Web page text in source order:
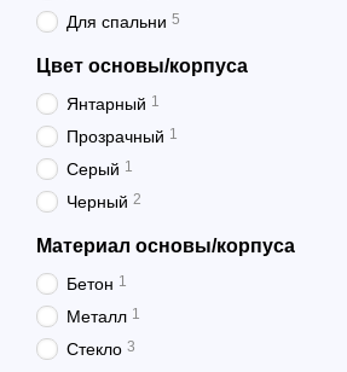
Для спальни 5
Цвет основы/корпуса
Янтарный 1
Прозрачный 1
Серый 1
Черный 2
Материал основы/корпуса
Бетон 1
Металл 1
Стекло 3